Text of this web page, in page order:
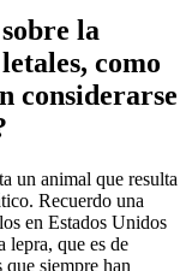
la
como
considerarse
un animal que resulta
Recuerdo una
en Estados Unidos
lepra, que es de
que siempre han